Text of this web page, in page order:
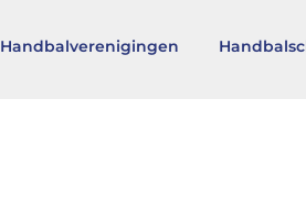
Handbalverenigingen